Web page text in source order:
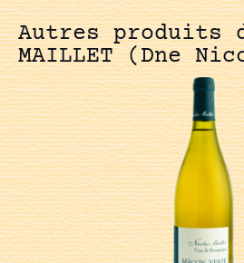
Autres produits
MAILLET (Dne